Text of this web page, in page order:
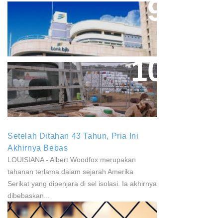
Aher Minta Pemerintah Pusat
Masukan Kembali BJB Sebagai
Penyalur KUR
Paparan Pestisida Sebabkan
Parkinson Dan Kanker
Setelah Ditahan 43 Tahun, Pria Ini
Akhirnya Bebas
LOUISIANA - Albert Woodfox merupakan
tahanan terlama dalam sejarah Amerika
Serikat yang dipenjara di sel isolasi. Ia akhirnya
dibebaskan...